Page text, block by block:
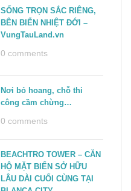
SỐNG TRỌN SẮC RIÊNG,
BÊN BIỂN NHIỆT ĐỚI –
VungTauLand.vn
0 comments
Nơi bỏ hoang, chỗ thi
công cầm chừng…
0 comments
BEACHTRO TOWER – CĂN
HỘ MẶT BIỂN SỞ HỮU
LÂU DÀI CUỐI CÙNG TẠI